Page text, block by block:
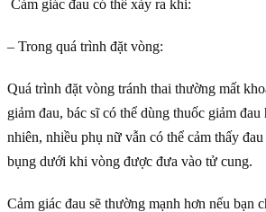
Cảm giác đau có thể xảy ra khi:
– Trong quá trình đặt vòng:
Quá trình đặt vòng tránh thai thường mất
giảm đau, bác sĩ có thể dùng thuốc giảm
nhiên, nhiều phụ nữ vẫn có thể cảm thấy
bụng dưới khi vòng được đưa vào tử cung.
Cảm giác đau sẽ thường mạnh hơn nếu bạn